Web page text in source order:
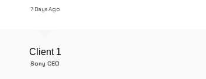
Client 1
Sony CEO
7 Days Ago